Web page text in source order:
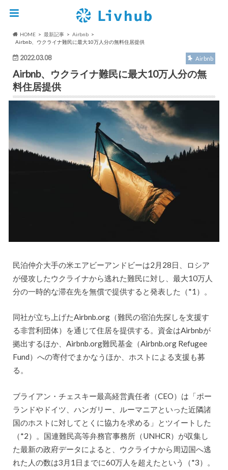
HOME 最新記事
Airbnb
Airbnb、ウクライナ難民に最大10万人分の無料住居提供
2022.03.08 Airbnb
Airbnb、ウクライナ難民に最大10万人分の無
料住居提供
民泊仲介大手の米エアビーアンドビーは2月28日、ロシア
が侵攻したウクライナから逃れた難民に対し、最大10万人
分の一時的な滞在先を無償で提供すると発表した（*1）。
同社が立ち上げたAirbnb.org（難民の宿泊先探しを支援す
る非営利団体）を通じて住居を提供する。資金はAirbnbが
拠出するほか、Airbnb.org難民基金（Airbnb.org Refugee
Fund）への寄付でまかなうほか、ホストによる支援も募
る。
ブライアン・チェスキー最高経営責任者（CEO）は「ポー
ランドやドイツ、ハンガリー、ルーマニアといった近隣諸
国のホストに対してとくに協力を求める」とツイートした
（*2）。国連難民高等弁務官事務所（UNHCR）が収集し
た最新の政府データによると、ウクライナから周辺国へ逃
れた人の数は3月1日までに60万人を超えたという（*3）。